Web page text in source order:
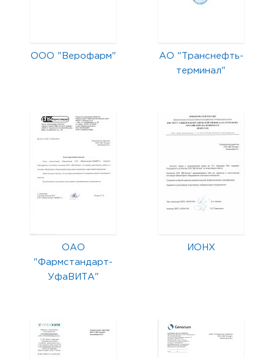
ООО "Верофарм"
АО "Транснефть-
терминал"
ОАО
"Фармстандарт-
УфаВИТА"
ИОНХ